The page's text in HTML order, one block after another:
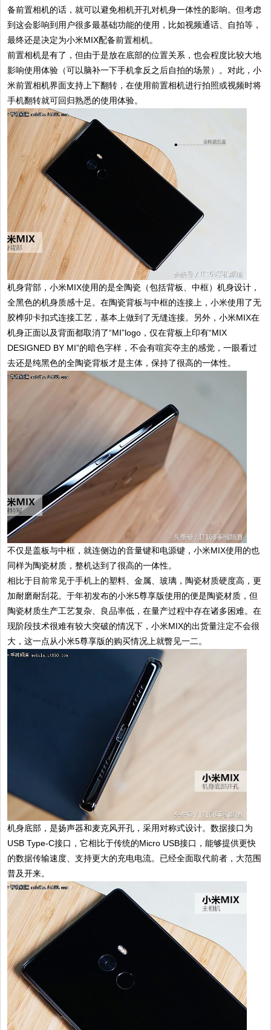
备前置相机的话，就可以避免相机开孔对机身一体性的影响。但考虑
到这会影响到用户很多最基础功能的使用，比如视频通话、自拍等，
最终还是决定为小米MIX配备前置相机。
前置相机是有了，但由于是放在底部的位置关系，也会程度比较大地
影响使用体验（可以脑补一下手机拿反之后自拍的场景）。对此，小
米前置相机界面支持上下翻转，在使用前置相机进行拍照或视频时将
手机翻转就可回归熟悉的使用体验。
机身背部，小米MIX使用的是全陶瓷（包括背板、中框）机身设计，
全黑色的机身质感十足。在陶瓷背板与中框的连接上，小米使用了无
胶榫卯卡扣式连接工艺，基本上做到了无缝连接。另外，小米MIX在
机身正面以及背面都取消了“MI”logo，仅在背板上印有“MIX
DESIGNED BY MI”的暗色字样，不会有喧宾夺主的感觉，一眼看过
去还是纯黑色的全陶瓷背板才是主体，保持了很高的一体性。
不仅是盖板与中框，就连侧边的音量键和电源键，小米MIX使用的也
同样为陶瓷材质，整机达到了很高的一体性。
相比于目前常见于手机上的塑料、金属、玻璃，陶瓷材质硬度高，更
加耐磨耐刮花。于年初发布的小米5尊享版使用的便是陶瓷材质，但
陶瓷材质生产工艺复杂、良品率低，在量产过程中存在诸多困难。在
现阶段技术很难有较大突破的情况下，小米MIX的出货量注定不会很
大，这一点从小米5尊享版的购买情况上就瞥见一二。
机身底部，是扬声器和麦克风开孔，采用对称式设计。数据接口为
USB Type-C接口，它相比于传统的Micro USB接口，能够提供更快
的数据传输速度、支持更大的充电电流。已经全面取代前者，大范围
普及开来。